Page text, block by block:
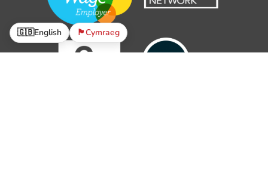
🇬🇧English 🏴󠁧󠁢󠁷󠁬󠁳󠁿Cymraeg